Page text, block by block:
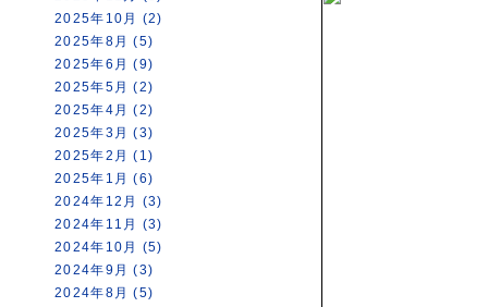
2025年10月 (2)
2025年8月 (5)
2025年6月 (9)
2025年5月 (2)
2025年4月 (2)
2025年3月 (3)
2025年2月 (1)
2025年1月 (6)
2024年12月 (3)
2024年11月 (3)
2024年10月 (5)
2024年9月 (3)
2024年8月 (5)